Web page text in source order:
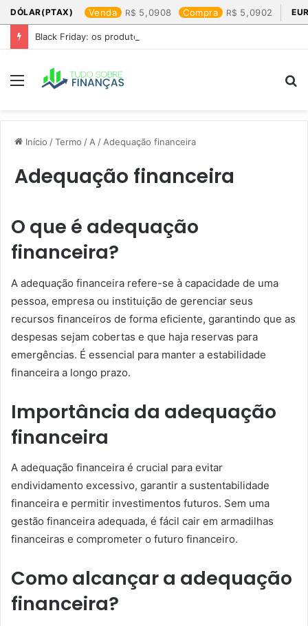
DÓLAR(PTAX) Venda 5,0908 Compra 5,0902
Black Friday: os produtos que mais valem a pena
Menu
Início /Termo / A / Adequação financeira
Adequação financeira
O que é adequação
financeira?
A adequação financeira refere-se à capacidade de uma
pessoa, empresa ou instituição de gerenciar seus
recursos financeiros de forma eficiente, garantindo que as
despesas sejam cobertas e que haja reservas para
emergências. É essencial para manter a estabilidade
financeira a longo prazo.
Importância da adequação
financeira
A adequação financeira é crucial para evitar
endividamento excessivo, garantir a sustentabilidade
financeira e permitir investimentos futuros. Sem uma
gestão financeira adequada, é fácil cair em armadilhas
financeiras e comprometer o futuro financeiro.
Como alcançar a adequação
financeira?